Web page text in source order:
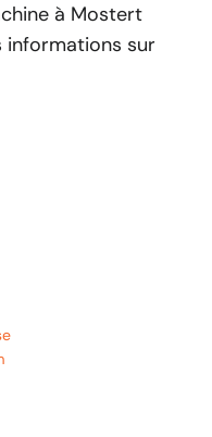
à Mostert
informations sur